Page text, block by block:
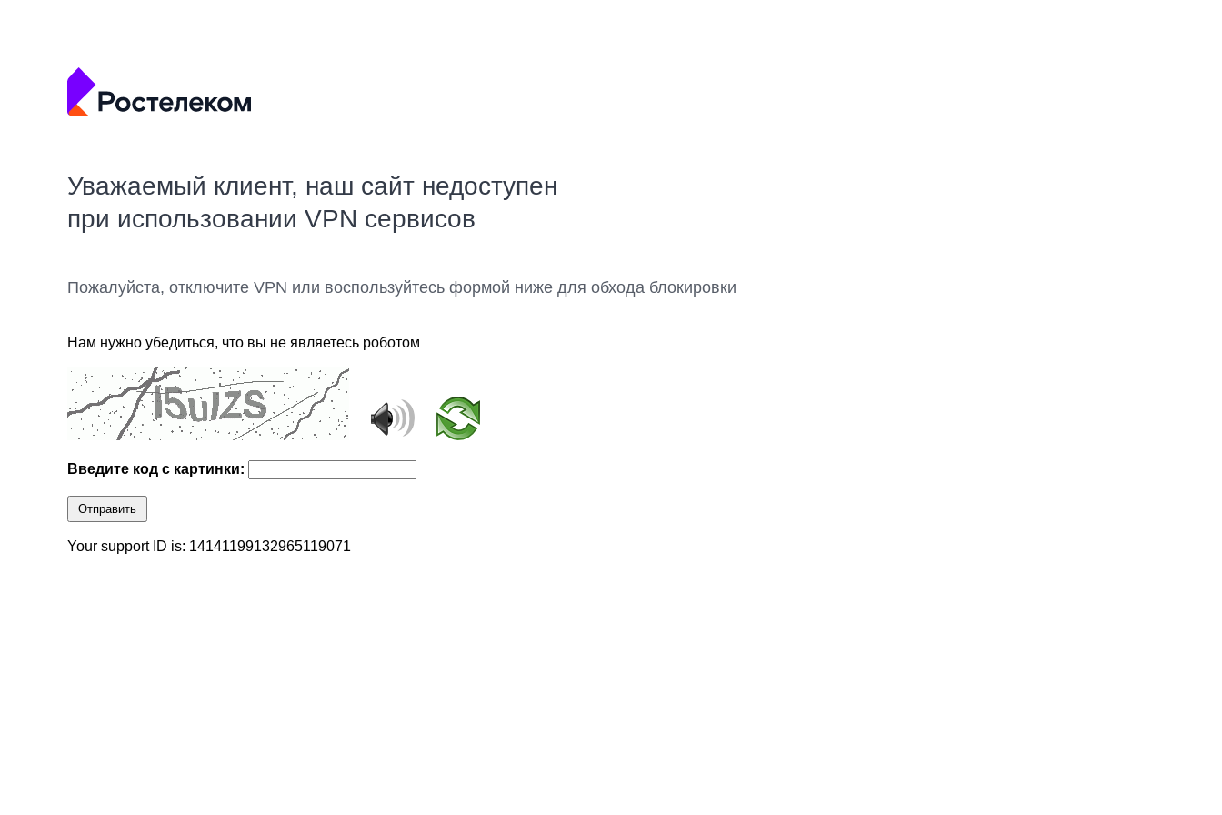
Уважаемый клиент, наш сайт недоступен
при использовании VPN сервисов
Пожалуйста, отключите VPN или воспользуйтесь формой ниже для обхода блокировки
Нам нужно убедиться, что вы не являетесь роботом
Введите код с картинки:
Отправить
Your support ID is: 14141199132965119071